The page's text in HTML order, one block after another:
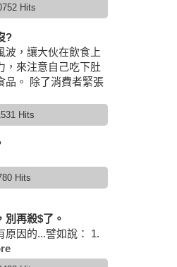
Hits
?
波，讓大伙在飲食上
，來注意自己吃下肚
品。 除了消費者緊張
Hits
Hits
別再殺$了。
原因的...譬如說： 1.